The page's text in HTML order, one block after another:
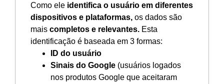
Como ele identifica o usuário em diferentes
dispositivos e plataformas, os dados são
mais completos e relevantes. Esta
identificação é baseada em 3 formas:
ID do usuário
Sinais do Google (usuários logados
nos produtos Google que aceitaram